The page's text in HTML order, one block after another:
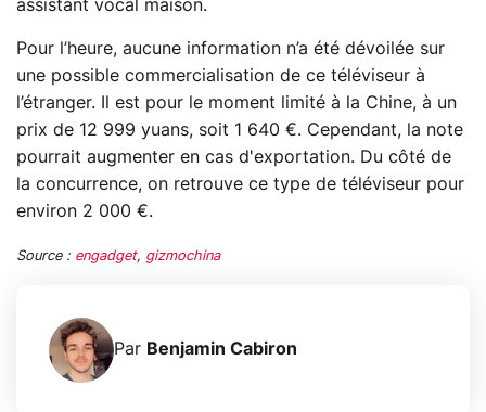
assistant vocal maison.
Pour l’heure, aucune information n’a été dévoilée sur
une possible commercialisation de ce téléviseur à
l’étranger. Il est pour le moment limité à la Chine, à un
prix de 12 999 yuans, soit 1 640 €. Cependant, la note
pourrait augmenter en cas d'exportation. Du côté de
la concurrence, on retrouve ce type de téléviseur pour
environ 2 000 €.
Source : engadget, gizmochina
Par Benjamin Cabiron